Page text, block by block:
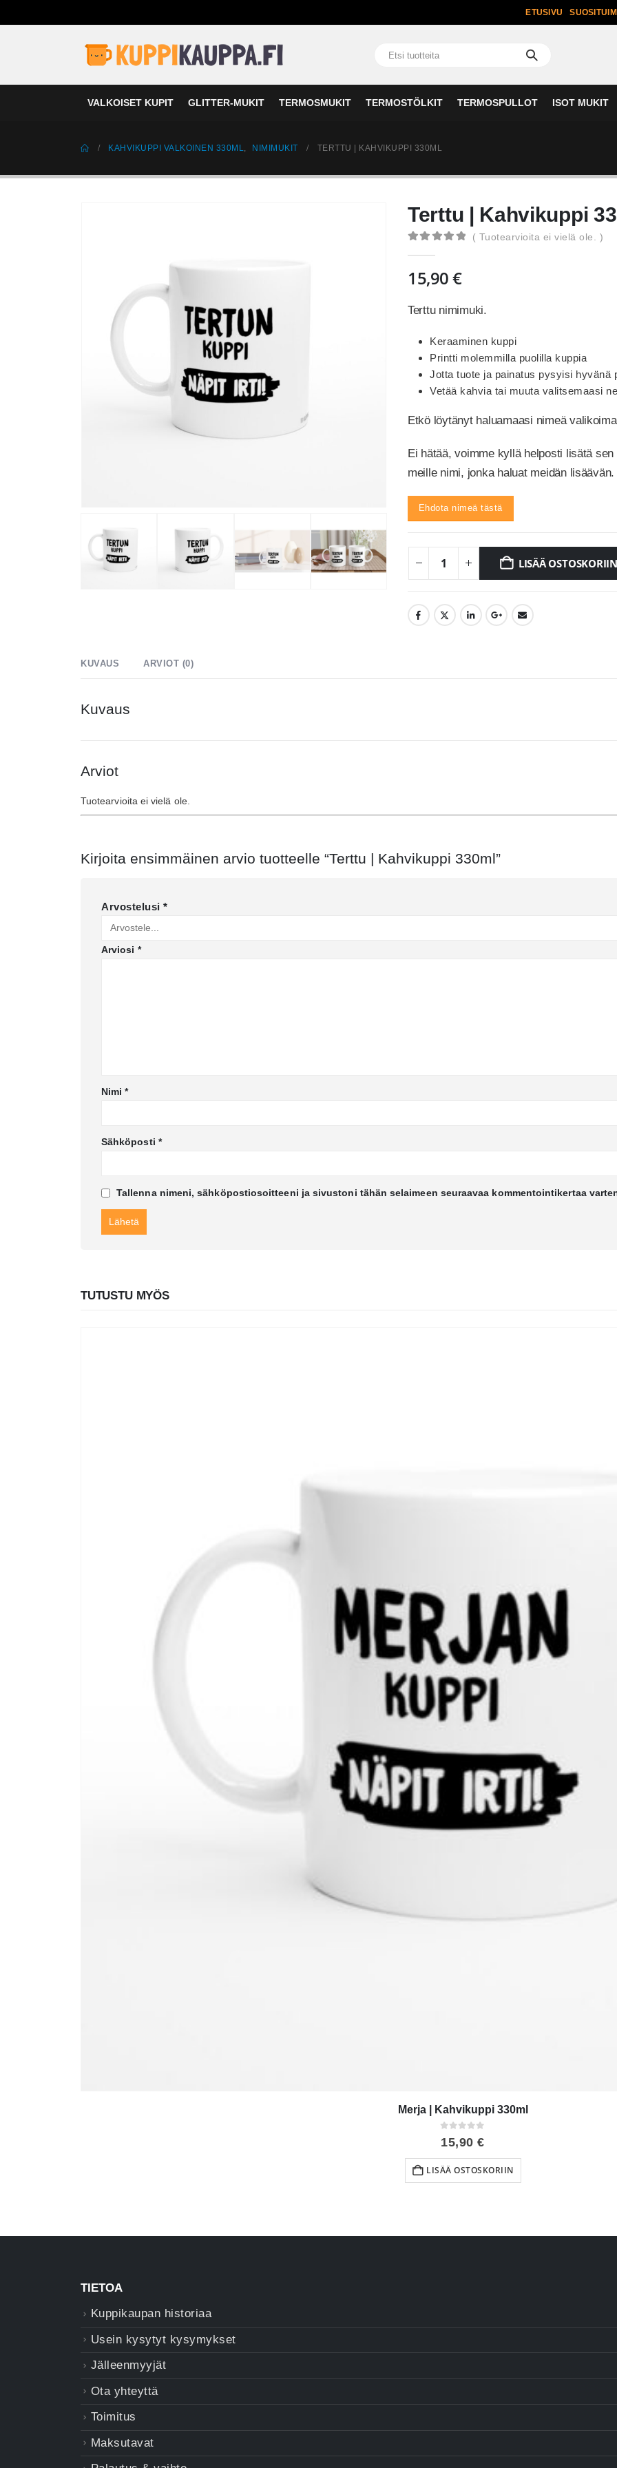
ETUSIVU
VALKOISET KUPIT GLITTER-MUKIT TERMOSMUKIT TERMOSTÖLKIT TERMOSPULLOT ISOT MUKIT
KAHVIKUPPI VALKOINEN 330ML, NIMIMUKIT TERTTU | KAHVIKUPPI 330ML
Terttu | Kahvikuppi
( Tuotearvioita ei vielä ole. )
15,90€
Terttu nimimuki.
Keraaminen kuppi
Printti molemmilla puolilla kuppia
Jotta tuote ja painatus pysyisi hyvänä
Vetää kahvia tai muuta valitsemaasi
Etkö löytänyt haluamaasi nimeä
Ei hätää, voimme kyllä helposti lisätä
meille nimi, jonka haluat meidän lisäävän.
Ehdota nimeä tästä
LISÄÄ OSTOSKORIIN
KUVAUS ARVIOT (0)
Kuvaus
Arviot
Tuotearvioita ei vielä ole.
Kirjoita ensimmäinen arvio tuotteelle “Terttu | Kahvikuppi 330ml”
Arvostelusi *
Arviosi *
Nimi*
Sähköposti *
Tallenna nimeni, sähköpostiosoitteeni ja sivustoni tähän selaimeen seuraavaa kommentointikertaa
TUTUSTU MYÖS
Merja | Kahvikuppi 330ml
0out of 5
15,90€
LISÄÄ OSTOSKORIIN
TIETOA
Kuppikaupan historiaa
Usein kysytyt kysymykset
Jälleenmyyjät
Ota yhteyttä
Toimitus
Maksutavat